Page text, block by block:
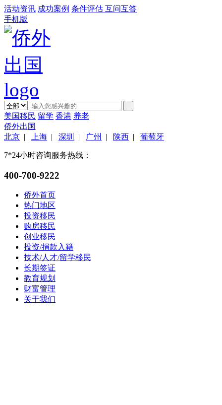
活动资讯 成功案例 条件评估 互问互答
手机版
美国移民 留学 香港 养老
侨外出国
北京 | 上海 | 深圳 | 广州 | 陕西 | 葡萄牙
7*24小时咨询服务热线：
400-700-9222
侨外首页
热门地区
投资移民
购房移民
创业移民
投资/捐款入籍
技术/人才/留学移民
长期签证
教育规划
财富管理
关于我们